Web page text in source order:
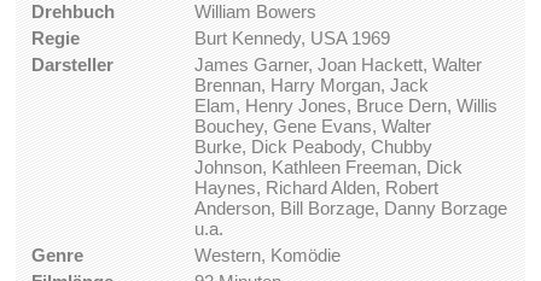
Drehbuch
William Bowers
Regie
Burt Kennedy, USA 1969
Darsteller
James Garner, Joan Hackett, Walter
Brennan, Harry Morgan, Jack
Elam, Henry Jones, Bruce Dern, Willis
Bouchey, Gene Evans, Walter
Burke, Dick Peabody, Chubby
Johnson, Kathleen Freeman, Dick
Haynes, Richard Alden, Robert
Anderson, Bill Borzage, Danny Borzage
u.a.
Genre
Western, Komödie